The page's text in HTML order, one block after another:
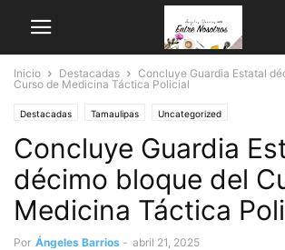
Inicio Destacadas
Concluye Guardia Estatal
Curso de Medicina Táctica Policial
Destacadas Tamaulipas Uncategorized
Concluye Guardia
décimo bloque del
Medicina Táctica
Por Ángeles Barrios - abril 21, 2025